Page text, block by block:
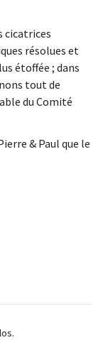
cicatrices
résolues et
étoffée ; dans
tout de
du Comité
& Paul que le